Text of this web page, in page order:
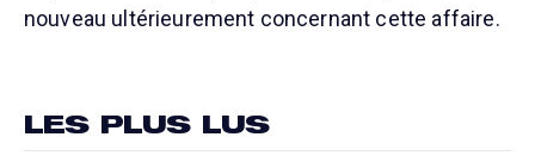
nouveau ultérieurement concernant cette affaire.
LES PLUS LUS